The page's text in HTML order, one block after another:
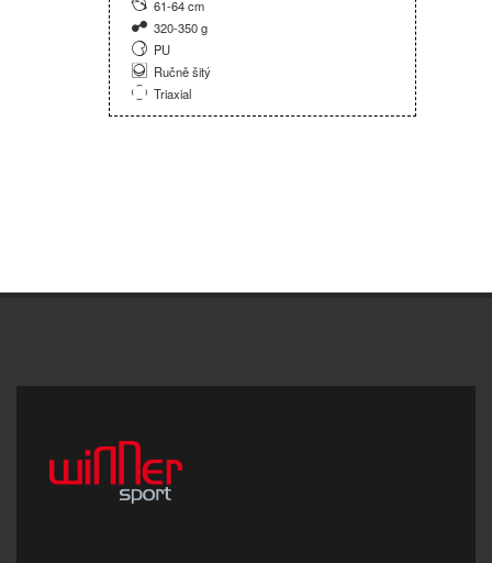
61-64 cm
320-350 g
PU
Ručně šitý
Triaxial